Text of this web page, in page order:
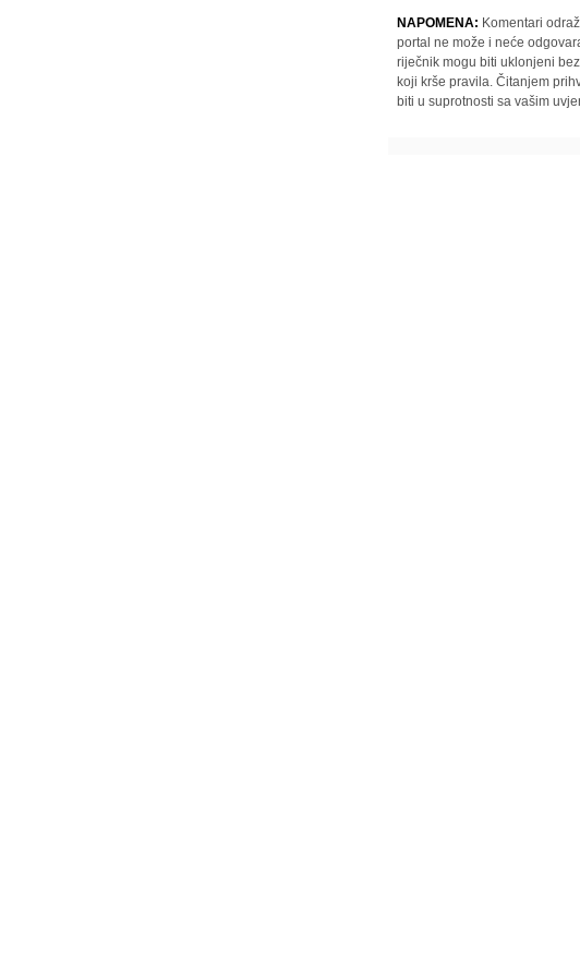
NAPOMENA: Komentari
portal ne može i neće
riječnik mogu biti uklonjeni
koji krše pravila. Čitanjem
biti u suprotnosti sa vašim